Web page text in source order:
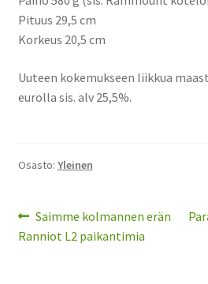
Pituus 29,5 cm
Korkeus 20,5 cm
Uuteen kokemukseen liikkua
eurolla sis. alv 25,5%.
Osasto: Yleinen
Artikkelien
selaus
Edellinen
artikkeli
Saimme kolmannen erän
Ranniot L2 paikantimia